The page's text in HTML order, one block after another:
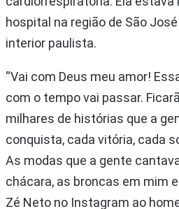
hospital na região de São
interior paulista.
“Vai com Deus meu amor!
com o tempo vai passar.
milhares de histórias que a
conquista, cada vitória, cada
As modas que a gente
chácara, as broncas em mim
Zé Neto no Instagram ao